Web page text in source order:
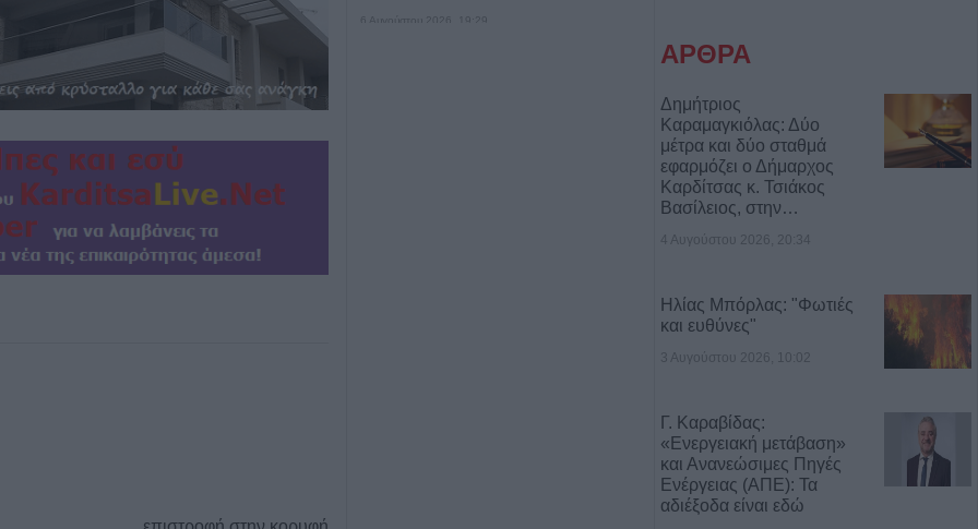
6 Αυγούστου 2026, 19:29
ΑΡΘΡΑ
Δημήτριος
Καραμαγκιόλας: Δύο
μέτρα και δύο σταθμά
εφαρμόζει ο Δήμαρχος
Καρδίτσας κ. Τσιάκος
Βασίλειος, στην…
4 Αυγούστου 2026, 20:34
Ηλίας Μπόρλας: "Φωτιές
και ευθύνες"
3 Αυγούστου 2026, 10:02
Γ. Καραβίδας:
«Ενεργειακή μετάβαση»
και Ανανεώσιμες Πηγές
Ενέργειας (ΑΠΕ): Τα
αδιέξοδα είναι εδώ